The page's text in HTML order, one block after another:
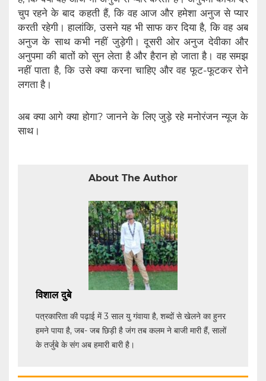
चुप रहने के बाद कहती हैं, कि वह आज और हमेशा अनुज से प्यार
करती रहेगी। हालांकि, उसने यह भी साफ कर दिया है, कि वह अब
अनुज के साथ कभी नहीं जुड़ेगी। दूसरी ओर अनुज देवीका और
अनुपमा की बातों को सुन लेता है और हैरान हो जाता है। वह समझ
नहीं पाता है, कि उसे क्या करना चाहिए और वह फूट-फूटकर रोने
लगता है।
अब क्या आगे क्या होगा? जानने के लिए जुड़े रहे मनोरंजन न्यूज के
साथ।
About The Author
विशाल दुबे
पत्रकारिता की पढ़ाई में 3 साल यु गंवाया है, शब्दों से खेलने का हुनर
हमने पाया है, जब- जब छिड़ी है जंग तब कलम ने बाजी मारी हैं, सालों
के तर्जुबे के संग अब हमारी बारी है।